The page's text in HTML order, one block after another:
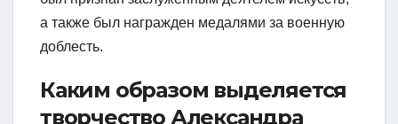
а также был награжден медалями за военную
доблесть.
Каким образом выделяется
творчество Александра